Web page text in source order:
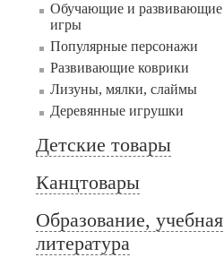
Обучающие и развивающие
игры
Популярные персонажи
Развивающие коврики
Лизуны, мялки, слаймы
Деревянные игрушки
Детские товары
Канцтовары
Образование, учебная
литература